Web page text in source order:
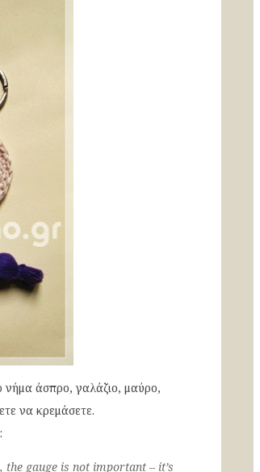
νήμα άσπρο, γαλάζιο, μαύρο,
να κρεμάσετε.
gauge is not important – it’s